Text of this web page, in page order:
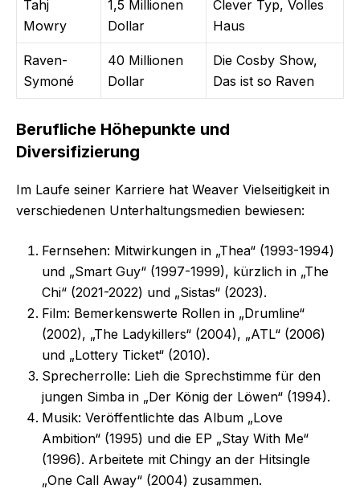
Tahj
Mowry
1,5 Millionen
Dollar
Clever Typ, Volles
Haus
Raven-
Symoné
40 Millionen
Dollar
Die Cosby Show,
Das ist so Raven
Berufliche Höhepunkte und
Diversifizierung
Im Laufe seiner Karriere hat Weaver Vielseitigkeit in
verschiedenen Unterhaltungsmedien bewiesen:
Fernsehen: Mitwirkungen in „Thea“ (1993-1994)
und „Smart Guy“ (1997-1999), kürzlich in „The
Chi“ (2021-2022) und „Sistas“ (2023).
Film: Bemerkenswerte Rollen in „Drumline“
(2002), „The Ladykillers“ (2004), „ATL“ (2006)
und „Lottery Ticket“ (2010).
Sprecherrolle: Lieh die Sprechstimme für den
jungen Simba in „Der König der Löwen“ (1994).
Musik: Veröffentlichte das Album „Love
Ambition“ (1995) und die EP „Stay With Me“
(1996). Arbeitete mit Chingy an der Hitsingle
„One Call Away“ (2004) zusammen.